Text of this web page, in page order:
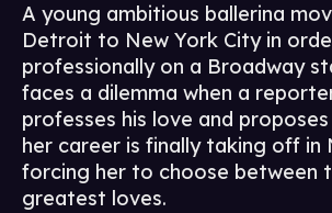
A young ambitious ballerina
Detroit to New York City in
professionally on a Broadway
faces a dilemma when a
professes his love and
her career is finally taking off in
forcing her to choose between
greatest loves.